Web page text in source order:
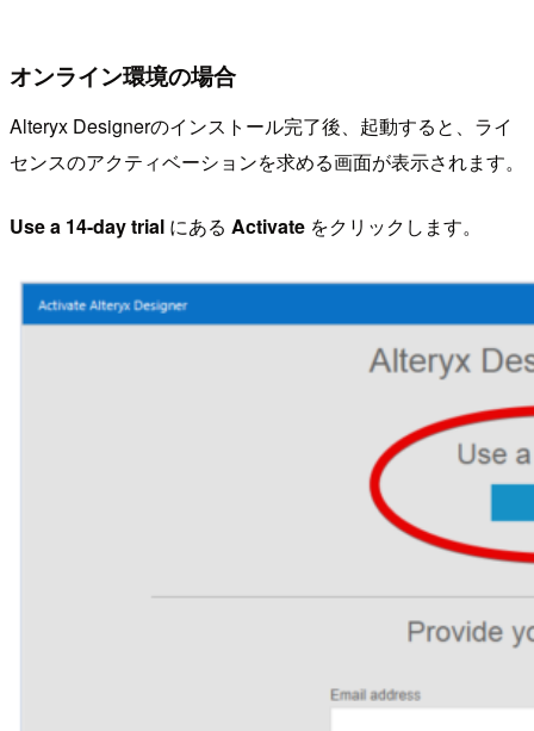
オンライン環境の場合
Alteryx Designerのインストール完了後、起動すると、ライ
センスのアクティベーションを求める画面が表示されます。
Use a 14-day trial にある Activate をクリックします。